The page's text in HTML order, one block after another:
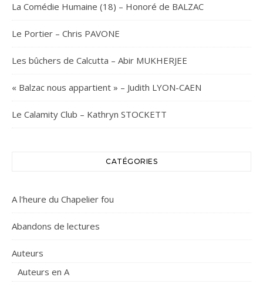
La Comédie Humaine (18) – Honoré de BALZAC
Le Portier – Chris PAVONE
Les bûchers de Calcutta – Abir MUKHERJEE
« Balzac nous appartient » – Judith LYON-CAEN
Le Calamity Club – Kathryn STOCKETT
CATÉGORIES
A l'heure du Chapelier fou
Abandons de lectures
Auteurs
Auteurs en A